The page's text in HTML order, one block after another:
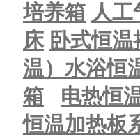
培养箱 人工
床 卧式恒温
温） 水浴恒
箱
电热恒
恒温加热板